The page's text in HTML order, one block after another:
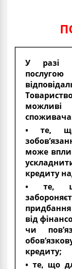
У разі
можливі
• те, що
може
кредиту
• те, що
придбання
від
чи
кредиту;
• те, що